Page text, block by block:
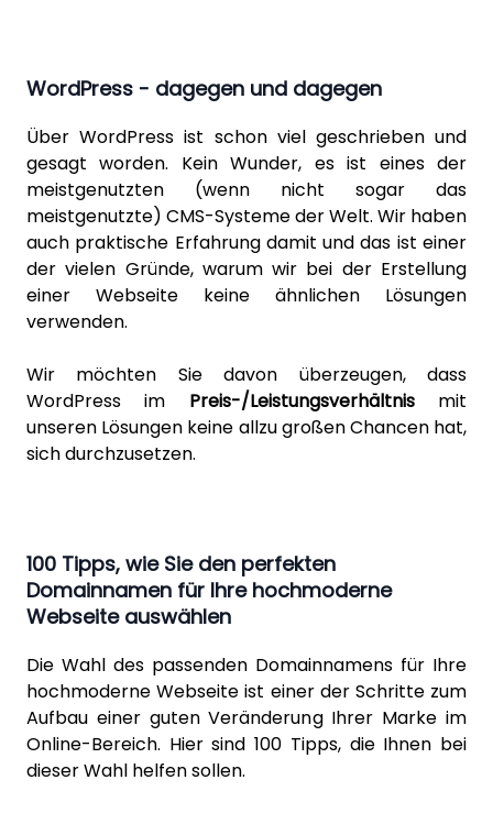
WordPress - dagegen und dagegen
ÜberWordPress ist schon viel geschrieben und
gesagt worden. Kein Wunder, es ist eines der
meistgenutzten (wenn nicht sogar das
meistgenutzte) CMS-Systeme der Welt. Wir haben
auch praktische Erfahrung damit und das ist einer
der vielen Gründe, warum wir bei der Erstellung
einer Webseite keine ähnlichen Lösungen
verwenden.
Wir möchten Sie davon überzeugen, dass
WordPress im Preis-/Leistungsverhältnismit
unseren Lösungen keine allzu großen Chancen hat,
sich durchzusetzen.
100 Tipps, wie Sie den perfekten
Domainnamen für Ihre hochmoderne
Webseite auswählen
Die Wahl des passenden Domainnamens für Ihre
hochmoderne Webseite ist einer der Schritte zum
Aufbau einer guten Veränderung Ihrer Marke im
Online-Bereich. Hier sind 100 Tipps, die Ihnen bei
dieser Wahl helfen sollen.